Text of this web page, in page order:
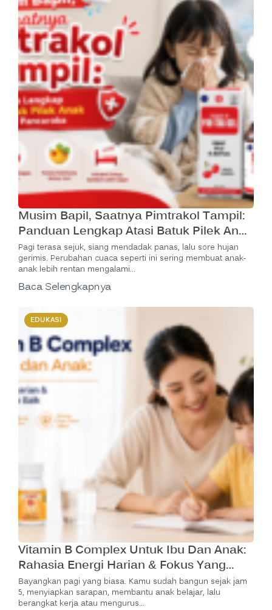
Musim Bapil, Saatnya Pimtrakol Tampil:
Panduan Lengkap Atasi Batuk Pilek Anak
Di Cuaca Pancaroba
Pagi terasa sejuk, siang mendadak panas, lalu sore hujan
gerimis. Perubahan cuaca seperti ini sering membuat anak-
anak lebih rentan mengalami…
Baca Selengkapnya
EDUKASI
Vitamin B Complex Untuk Ibu Dan Anak:
Rahasia Energi Harian & Fokus Yang
Lebih Baik
Bayangkan pagi yang biasa. Kamu sudah bangun sejak jam
5, menyiapkan sarapan, membantu anak belajar, lalu
berangkat kerja atau mengurus…